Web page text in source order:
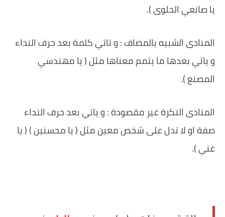
يا صانعي الحلوى ).
المنادى الشبيه بالمضاف : و تاتي كلمة بعد حرف النداء
و ياتي بعدها ما يتمم معناها مثل ( يا مهندسي
المصنع ).
المنادى النكرة غير مقصودة : و ياتي بعد حرف النداء
صفة او لا تدل على شخص معين مثل ( يا محسنين ) ( يا
غني ).